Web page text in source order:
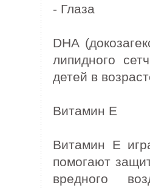
- Глаза
DHA
липидного
детей в
Витамин Е
Витамин Е
помогают
вредного